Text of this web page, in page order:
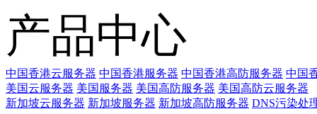
产品中心
中国香港云服务器 中国香港服务器 中国香港高防服务器 中国
美国云服务器 美国服务器 美国高防服务器 美国高防云服务器
新加坡云服务器 新加坡服务器 新加坡高防服务器 DNS污染处